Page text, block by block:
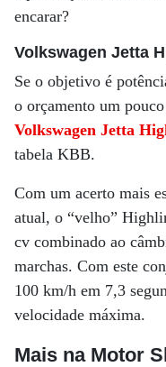
encarar?
Volkswagen Jetta
Se o objetivo é
o orçamento um
Volkswagen Jetta
tabela KBB.
Com um acerto mais
atual, o “velho”
cv combinado ao
marchas. Com este
100 km/h em 7,3
velocidade máxima.
Mais na Motor